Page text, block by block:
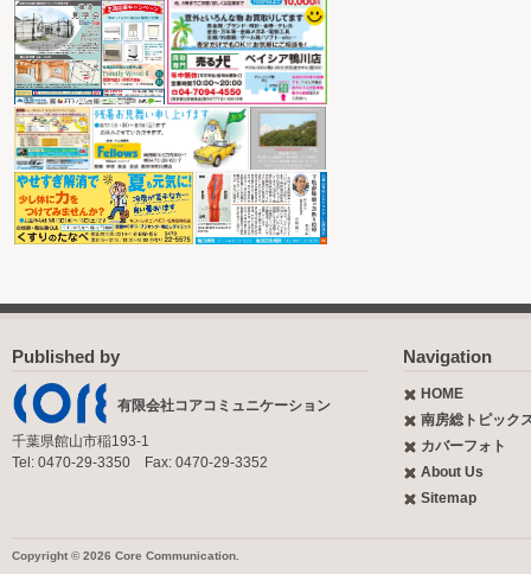
Published by
有限会社コアコミュニケーション
千葉県館山市稲193-1
Tel: 0470-29-3350 Fax: 0470-29-3352
Navigation
HOME
南房総トピック
カバーフォト
About Us
Sitemap
Copyright © 2026 Core Communication.